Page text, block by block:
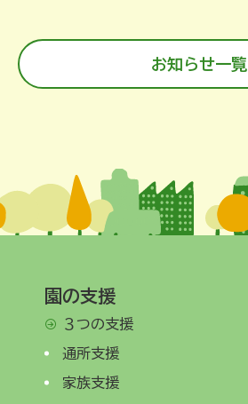
お知らせ一覧
園の支援
３つの支援
通所支援
家族支援